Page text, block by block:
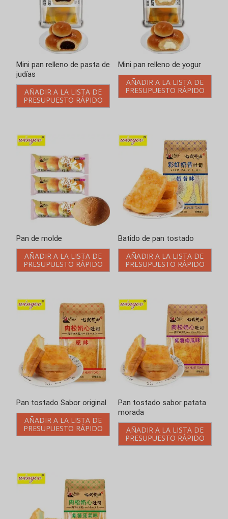
Mini pan relleno de pasta de
judías
AÑADIR A LA LISTA DE
PRESUPUESTO RÁPIDO
Mini pan relleno de yogur
AÑADIR A LA LISTA DE
PRESUPUESTO RÁPIDO
Pan de molde
AÑADIR A LA LISTA DE
PRESUPUESTO RÁPIDO
Batido de pan tostado
AÑADIR A LA LISTA DE
PRESUPUESTO RÁPIDO
Pan tostado Sabor original
AÑADIR A LA LISTA DE
PRESUPUESTO RÁPIDO
Pan tostado sabor patata
morada
AÑADIR A LA LISTA DE
PRESUPUESTO RÁPIDO